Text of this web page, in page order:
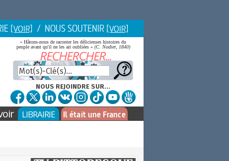
[VOIR] / NOUS SOUTENIR [VOIR]
« Hâtons-nous de raconter les délicieuses histoires du
peuple avant qu'il ne les ait oubliées » (C. Nodier, 1840)
NOUS REJOINDRE SUR...
LIBRAIRIE Il était une France